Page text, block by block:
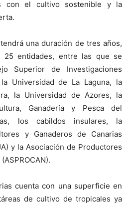
con el cultivo sostenible y la
una duración de tres años,
25 entidades, entre las que se
Superior de Investigaciones
Universidad de La Laguna, la
la Universidad de Azores, la
Ganadería y Pesca del
los cabildos insulares, la
y Ganaderos de Canarias
y la Asociación de Productores
cuenta con una superficie en
de cultivo de tropicales ya